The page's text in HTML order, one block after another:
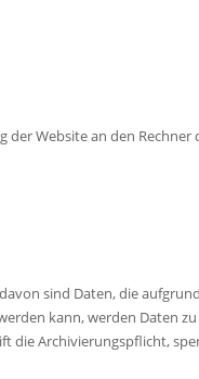
Website an den
sind Daten, die
kann, werden Daten
die Archivierungspflicht,